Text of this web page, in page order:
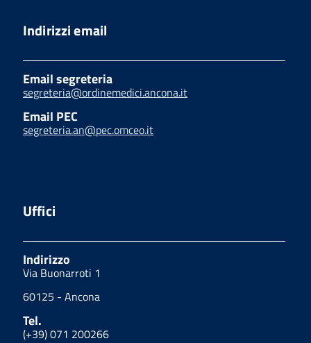
Indirizzi email
Email segreteria
segreteria@ordinemedici.ancona.it
Email PEC
segreteria.an@pec.omceo.it
Uffici
Indirizzo
Via Buonarroti 1
60125 - Ancona
Tel.
(+39) 071 200266